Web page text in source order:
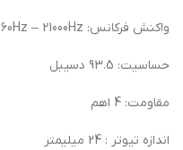
واکنش فرکانس: 60Hz – 21000Hz
حساسیت: 93.5 دسیبل
مقاومت: 4 اهم
اندازه تیوتر : 24 میلیمتر